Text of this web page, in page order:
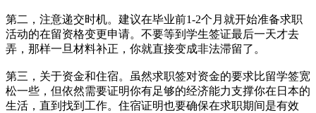
第二，注意递交时机。建议在毕业前1-2个月就开始准备求职
活动的在留资格变更申请。不要等到学生签证最后一天才去
弄，那样一旦材料补正，你就直接变成非法滞留了。
第三，关于资金和住宿。虽然求职签对资金的要求比留学签宽
松一些，但依然需要证明你有足够的经济能力支撑你在日本的
生活，直到找到工作。住宿证明也要确保在求职期间是有效